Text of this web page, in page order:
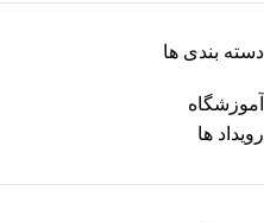
دسته بندی ها
آموزشگاه
رویداد ها